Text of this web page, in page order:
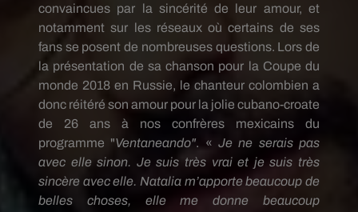
convaincues par la sincérité de leur amour, et
notamment sur les réseaux où certains de ses
fans se posent de nombreuses questions. Lors de
la présentation de sa chanson pour la Coupe du
monde 2018 en Russie, le chanteur colombien a
donc réitéré son amour pour la jolie cubano-croate
de 26 ans à nos confrères mexicains du
programme "Ventaneando". «Je ne serais pas
avec elle sinon. Je suis très vrai et je suis très
sincère avec elle. Natalia m’apporte beaucoup de
belles choses, elle me donne beaucoup